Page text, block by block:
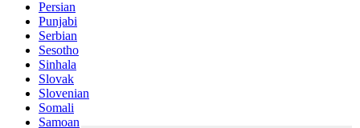
Persian
Punjabi
Serbian
Sesotho
Sinhala
Slovak
Slovenian
Somali
Samoan